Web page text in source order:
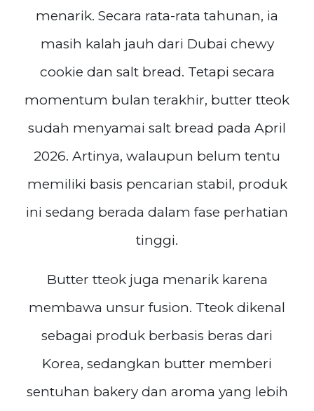
menarik. Secara rata-rata tahunan, ia
masih kalah jauh dari Dubai chewy
cookie dan salt bread. Tetapi secara
momentum bulan terakhir, butter tteok
sudah menyamai salt bread pada April
2026. Artinya, walaupun belum tentu
memiliki basis pencarian stabil, produk
ini sedang berada dalam fase perhatian
tinggi.
Butter tteok juga menarik karena
membawa unsur fusion. Tteok dikenal
sebagai produk berbasis beras dari
Korea, sedangkan butter memberi
sentuhan bakery dan aroma yang lebih